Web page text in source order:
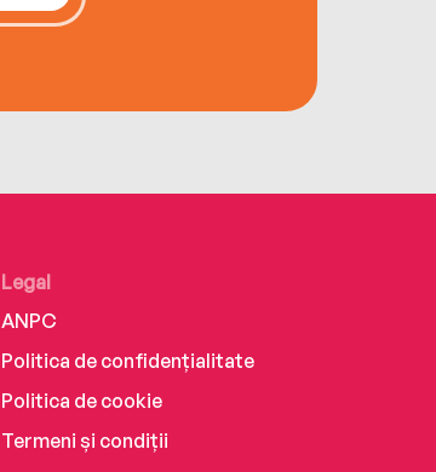
Legal
ANPC
Politica de confidențialitate
Politica de cookie
Termeni și condiții